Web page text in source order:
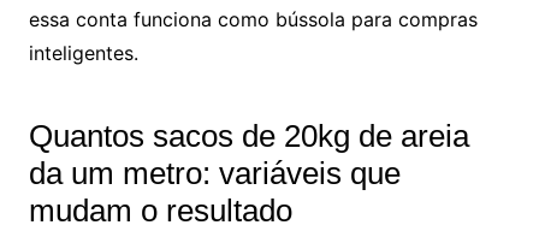
essa conta funciona como bússola para compras
inteligentes.
Quantos sacos de 20kg de areia
da um metro: variáveis que
mudam o resultado